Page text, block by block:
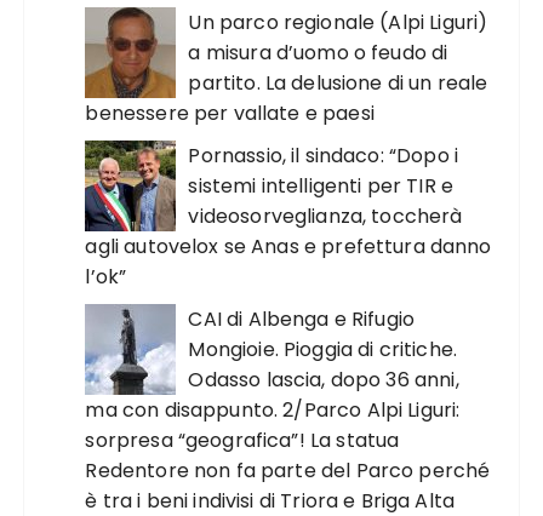
Un parco regionale (Alpi Liguri)
a misura d’uomo o feudo di
partito. La delusione di un reale
benessere per vallate e paesi
Pornassio, il sindaco: “Dopo i
sistemi intelligenti per TIR e
videosorveglianza, toccherà
agli autovelox se Anas e prefettura danno
l’ok”
CAI di Albenga e Rifugio
Mongioie. Pioggia di critiche.
Odasso lascia, dopo 36 anni,
ma con disappunto. 2/Parco Alpi Liguri:
sorpresa “geografica”! La statua
Redentore non fa parte del Parco perché
è tra i beni indivisi di Triora e Briga Alta